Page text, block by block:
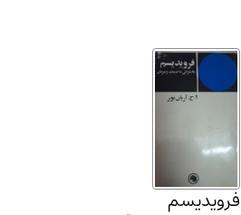
فرویدیسم